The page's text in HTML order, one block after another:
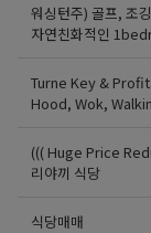
워싱턴주) 골프, 조
자연친화적인
Turne Key &
Hood, Wok,
((( Huge Price
리야끼 식당
식당매매